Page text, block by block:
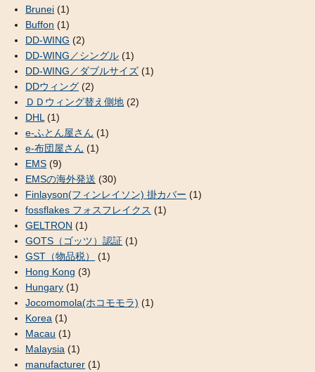
Brunei (1)
Buffon (1)
DD-WING (2)
DD-WING／シングル (1)
DD-WING／ダブルサイズ (1)
DDウィング (2)
ＤＤウィング替え側地 (2)
DHL (1)
e-ふとん屋さん (1)
e-布団屋さん (1)
EMS (9)
EMSの海外発送 (30)
Finlayson(フィンレイソン) 掛カバー (1)
fossflakes フォスフレイクス (1)
GELTRON (1)
GOTS（ゴッツ）認証 (1)
GST（物品税）
(1)
Hong Kong (3)
Hungary (1)
Jocomomola(ホコモモラ) (1)
Korea (1)
Macau (1)
Malaysia (1)
manufacturer (1)